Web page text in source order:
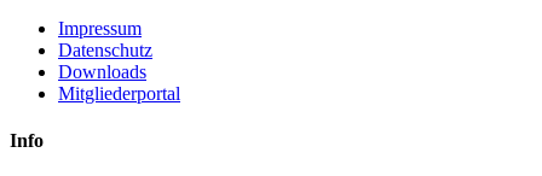
Impressum
Datenschutz
Downloads
Mitgliederportal
Info